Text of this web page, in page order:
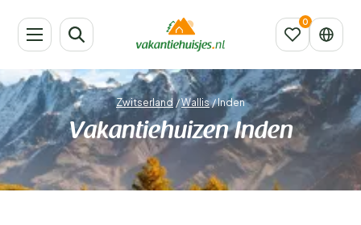
Zwitserland /Wallis/Inden
Vakantiehuizen Inden